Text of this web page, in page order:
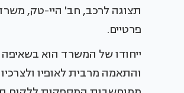
תצוגה לרכב, חב' היי-טק,
פרטיים.
ייחודו של המשרד הוא בשאיפה
והתאמה מרבית לאופיו